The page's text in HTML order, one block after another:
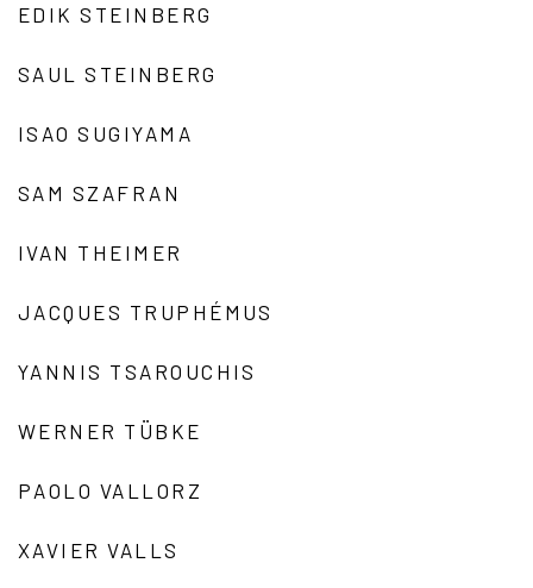
EDIK STEINBERG
SAUL STEINBERG
ISAO SUGIYAMA
SAM SZAFRAN
IVAN THEIMER
JACQUES TRUPHÉMUS
YANNIS TSAROUCHIS
WERNER TÜBKE
PAOLO VALLORZ
XAVIER VALLS